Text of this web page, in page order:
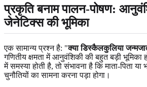
प्रकृति बनाम पालन-पोषण:
जेनेटिक्स की भूमिका
एक सामान्य प्रश्न है: "क्या डिस्कैलकुलिया
गणितीय क्षमता में आनुवंशिकी की बहुत बड़ी
में समस्या होती है, तो संभावना है कि माता-पिता या
चुनौतियों का सामना करना पड़ा होगा।